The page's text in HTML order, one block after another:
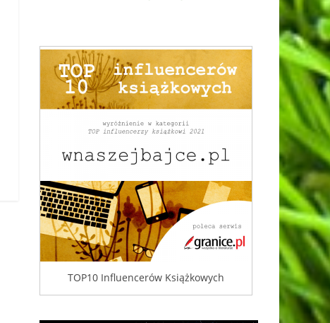
TOP10 Influencerów Książkowych